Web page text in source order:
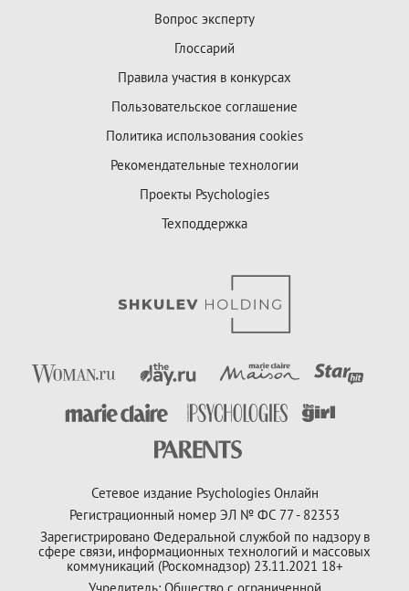
Вопрос эксперту
Глоссарий
Правила участия в конкурсах
Пользовательское соглашение
Политика использования cookies
Рекомендательные технологии
Проекты Psychologies
Техподдержка
Сетевое издание Psychologies Онлайн
Регистрационный номер ЭЛ № ФС 77 - 82353
Зарегистрировано Федеральной службой по надзору в
сфере связи, информационных технологий и массовых
коммуникаций (Роскомнадзор) 23.11.2021 18+